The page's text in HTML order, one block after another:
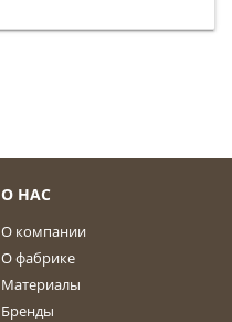
О НАС
О компании
О фабрике
Материалы
Бренды